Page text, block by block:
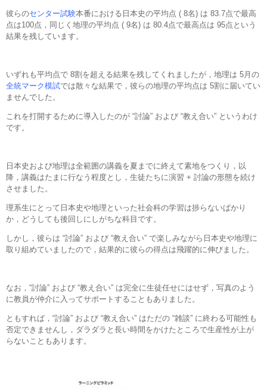
彼らのセンター試験本番における日本史の平均点 ( 8名) は 83.7点で最高
点は100点，同じく地理の平均点 ( 9名) は 80.4点で最高点は 95点という
結果を残しています。
いずれも平均点で 8割を超える結果を残してくれましたが，地理は 5月の
全統マーク模試では散々な結果で，彼らの地理の平均点は 5割に届いてい
ませんでした。
これを打開するために導入したのが “討論” および “教え合い” というわけ
です。
日本史および地理は全範囲の講義を夏までに終えて素地をつくり，以
降，講義はたまに行なう程度とし，生徒たちに演習 + 討論の形態を続け
させました。
理系生にとって日本史や地理といった社会科の学習は捗らないばかり
か，どうしても後回しにしがちな科目です。
しかし，彼らは “討論” および “教え合い” で楽しみながら日本史や地理に
取り組めていましたので，結果的に彼らの得点は飛躍的に伸びました。
なお，“討論” および “教え合い” は完全に生徒任せにはせず，写真のよう
に教員が仲介に入ってサポートすることもありました。
ともすれば，“討論” および “教え合い” はただの “雑談” に終わる可能性も
否定できませんし，ダラダラと長い時間をかけたところで生産性が上が
らないこともあります。